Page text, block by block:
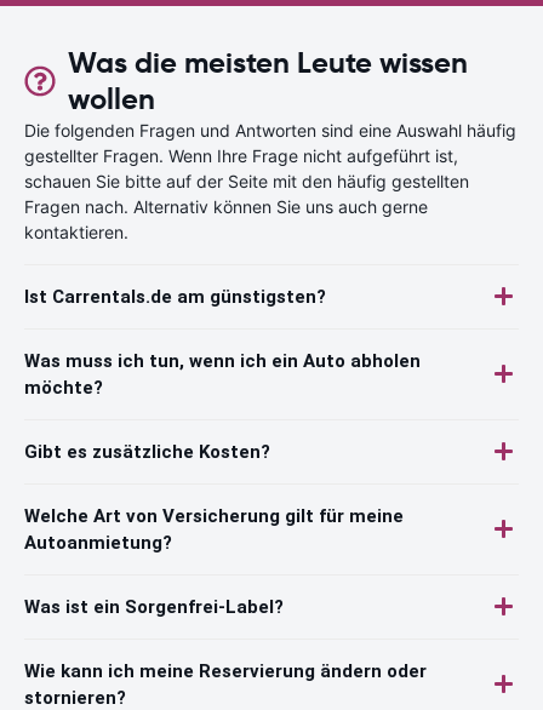
Was die meisten Leute wissen
wollen
Die folgenden Fragen und Antworten sind eine Auswahl häufig
gestellter Fragen. Wenn Ihre Frage nicht aufgeführt ist,
schauen Sie bitte auf der Seite mit den häufig gestellten
Fragen nach. Alternativ können Sie uns auch gerne
kontaktieren.
Ist Carrentals.de am günstigsten?
Was muss ich tun, wenn ich ein Auto abholen
möchte?
Gibt es zusätzliche Kosten?
Welche Art von Versicherung gilt für meine
Autoanmietung?
Was ist ein Sorgenfrei-Label?
Wie kann ich meine Reservierung ändern oder
stornieren?